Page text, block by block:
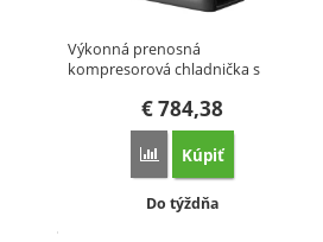
Výkonná prenosná
kompresorová chladnička s
€784,38
Porovnať
Kúpiť
Dostupnosť:
Do týždňa